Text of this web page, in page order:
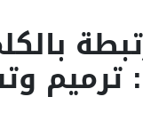
ترميم